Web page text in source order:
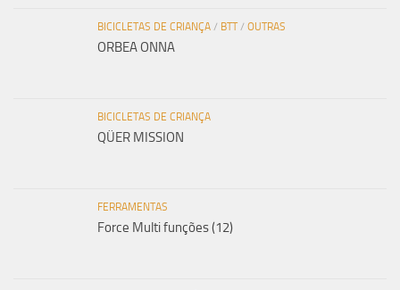
BICICLETAS DE CRIANÇA / BTT/ OUTRAS
ORBEA ONNA
BICICLETAS DE CRIANÇA
QÜER MISSION
FERRAMENTAS
Force Multi funções (12)